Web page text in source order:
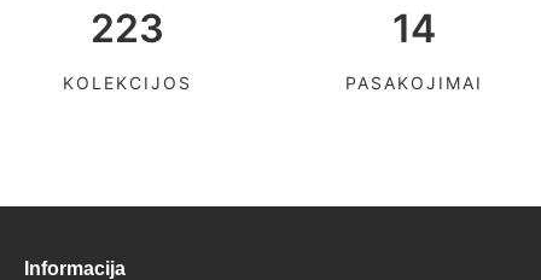
223
KOLEKCIJOS
14
PASAKOJIMAI
Informacija